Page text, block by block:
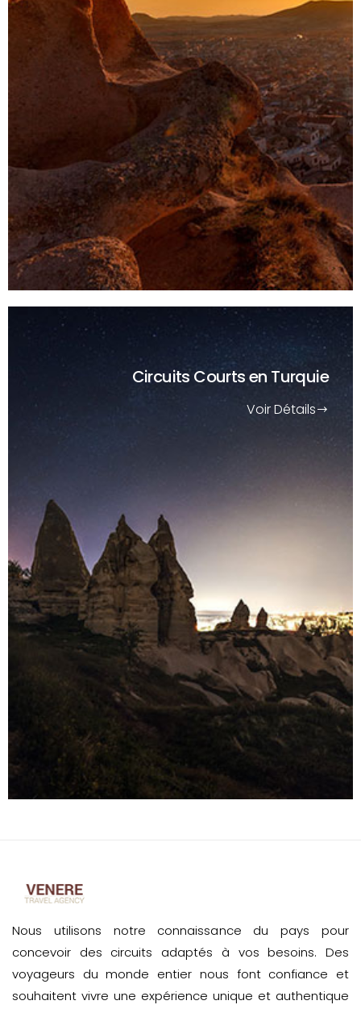
Circuits Courtsen Turquie
Voir Détails
Nous utilisons notre connaissance du pays pour
concevoir des circuits adaptés à vos besoins. Des
voyageurs du monde entier nous font confiance et
souhaitent vivre une expérience unique et authentique